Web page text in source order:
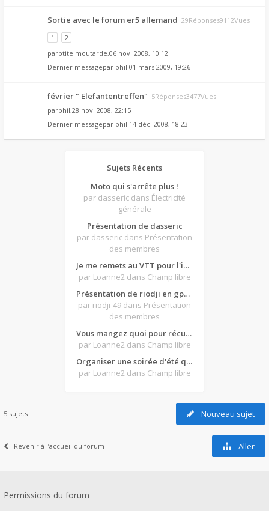
Sortie avec le forum er5 allemand 29Réponses9112Vues
1
2
parptite moutarde,06 nov. 2008, 10:12
Dernier messagepar phil 01 mars 2009, 19:26
février " Elefantentreffen" 5Réponses3477Vues
parphil,28 nov. 2008, 22:15
Dernier messagepar phil 14 déc. 2008, 18:23
Sujets Récents
Moto qui s'arrête plus !
par dasseric dans Électricité
générale
Présentation de dasseric
par dasseric dans Présentation
des membres
Je me remets au VTT pour l'intersaison, version électrique
par Loanne2 dans Champ libre
Présentation de riodji en gpz500
par riodji-49 dans Présentation
des membres
Vous mangez quoi pour récupérer après une grosse journée de moto ?
par Loanne2 dans Champ libre
Organiser une soirée d'été qui claque : vos bons plans matos ?
par Loanne2 dans Champ libre
Nouveau sujet
5 sujets
Revenir à l’accueil du forum Aller
Permissions du forum